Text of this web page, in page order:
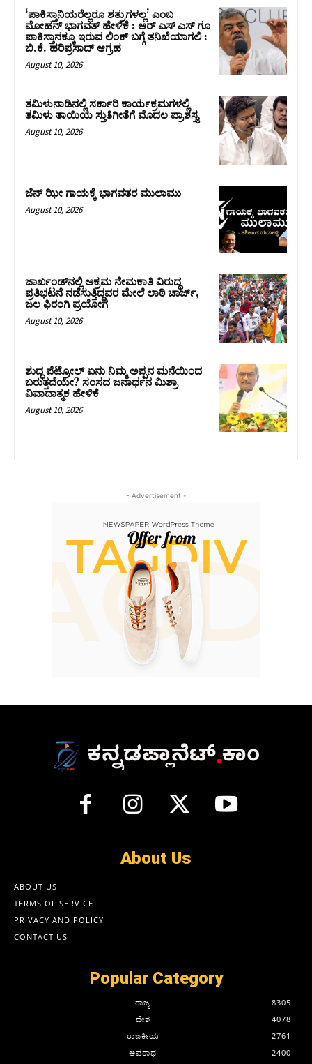
‘ಪಾಕಿಸ್ತಾನಿಯರೆಲ್ಲರೂ ಶತ್ರುಗಳಲ್ಲ’ ಎಂಬ
ಮೋಹನ್‌ ಭಾಗವತ್ ಹೇಳಿಕೆ : ಆರ್ ಎಸ್ ಎಸ್ ಗೂ
ಪಾಕಿಸ್ತಾನಕ್ಕೂ ಇರುವ ಲಿಂಕ್ ಬಗ್ಗೆ ತನಿಖೆಯಾಗಲಿ :
ಬಿ.ಕೆ. ಹರಿಪ್ರಸಾದ್‌ ಆಗ್ರಹ
August 10, 2026
ತಮಿಳುನಾಡಿನಲ್ಲಿ ಸರ್ಕಾರಿ ಕಾರ್ಯಕ್ರಮಗಳಲ್ಲಿ
ತಮಿಳು ತಾಯಿಯ ಸ್ತುತಿಗೀತೆಗೆ ಮೊದಲ ಪ್ರಾಶಸ್ತ್ಯ
August 10, 2026
ಜೆನ್ ಝೀ ಗಾಯಕ್ಕೆ ಭಾಗವತರ ಮುಲಾಮು
August 10, 2026
ಜಾರ್ಖಂಡ್‌ನಲ್ಲಿ ಅಕ್ರಮ ನೇಮಕಾತಿ ವಿರುದ್ಧ
ಪ್ರತಿಭಟನೆ ನಡೆಸುತ್ತಿದ್ದವರ ಮೇಲೆ ಲಾಠಿ ಚಾರ್ಜ್‌,
ಜಲ ಫಿರಂಗಿ ಪ್ರಯೋಗ
August 10, 2026
ಶುದ್ಧ ಪೆಟ್ರೋಲ್ ಏನು ನಿಮ್ಮ ಅಪ್ಪನ ಮನೆಯಿಂದ
ಬರುತ್ತದೆಯೇ? ಸಂಸದ ಜನಾರ್ಧನ ಮಿಶ್ರಾ
ವಿವಾದಾತ್ಮಕ ಹೇಳಿಕೆ
August 10, 2026
- Advertisement -
About Us
ABOUT US
TERMS OF SERVICE
PRIVACY AND POLICY
CONTACT US
Popular Category
ರಾಜ್ಯ
8305
ದೇಶ
4078
ರಾಜಕೀಯ
2761
ಅಪರಾಧ
2400